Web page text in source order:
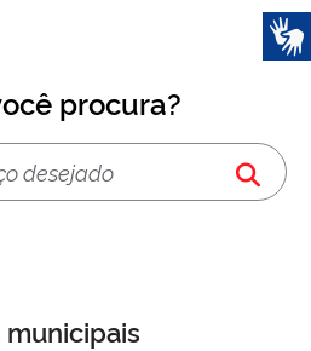
procura?
municipais